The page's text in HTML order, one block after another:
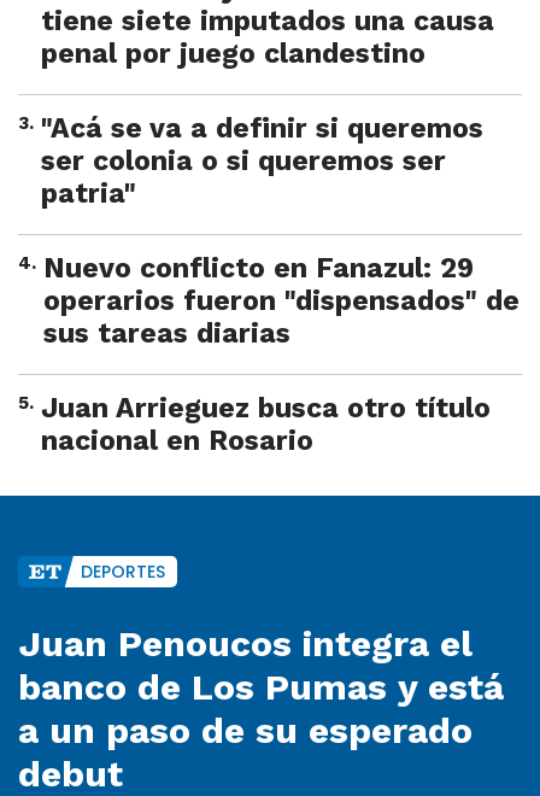
tiene siete imputados una causa
penal por juego clandestino
3. "Acá se va a definir si queremos
ser colonia o si queremos ser
patria"
4. Nuevo conflicto en Fanazul: 29
operarios fueron "dispensados" de
sus tareas diarias
5. Juan Arrieguez busca otro título
nacional en Rosario
DEPORTES
Juan Penoucos integra el
banco de Los Pumas y está
a un paso de su esperado
debut